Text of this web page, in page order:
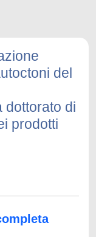
del
dottorato di
prodotti